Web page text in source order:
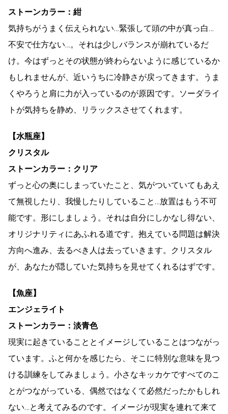
ストーンカラー：紺
気持ちがうまく伝えられない…緊張して頭の中が真っ白…
不安で仕方ない…。それは少しバランスが崩れているだ
け。今はずっとその状態が終わらないように感じているか
もしれませんが、近いうちに冷静さが戻ってきます。うま
くやろうと肩に力が入っているのが原因です。ソーダライ
トが気持ちを静め、リラックスさせてくれます。
【水瓶座】
クリスタル
ストーンカラー：クリア
ずっと心の奥にしまっていたこと、気がついていてもあえ
て無視したり、我慢したりしていること…放置はもう不可
能です。形にしましょう。それは自分にしかなし得ない、
オリジナリティにあふれる道です。抱えている問題は解決
方向へ進み、去るべき人は去っていきます。クリスタル
が、あなたが隠していた気持ちを見せてくれるはずです。
【魚座】
エンジェライト
ストーンカラー：淡青色
現実に起きていることとイメージしていることはつながっ
ています。ふと何かを感じたら、そこに特別な意味を見つ
ける訓練をしてみましょう。小さなキッカケですべてのこ
とがつながっている、偶然ではなくて必然だったかもしれ
ない…と考えてみるのです。イメージが現実を連れて来て